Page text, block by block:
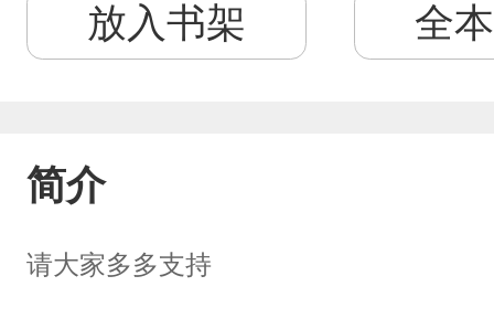
放入书架 全
简介
请大家多多支持